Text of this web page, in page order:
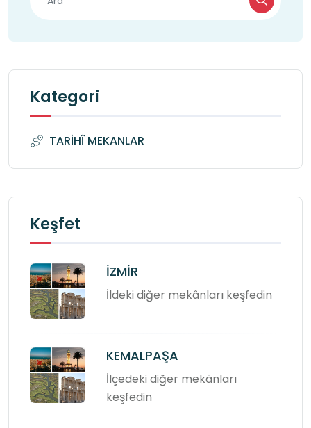
Kategori
TARİHÎ MEKANLAR
Keşfet
İZMİR
İldeki diğer mekânları keşfedin
KEMALPAŞA
İlçedeki diğer mekânları
keşfedin